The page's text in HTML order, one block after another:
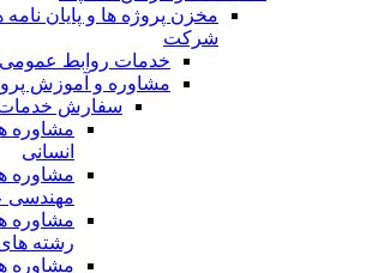
مخزن پروژه ها و پایان
شرکت
خدمات روابط
مشاوره و آموزش
سفارش خدمات
مشاوره
انسانی
مشاوره
مهندسی
مشاوره
رشته
مشاوره